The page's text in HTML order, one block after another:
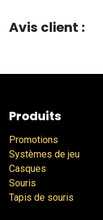
Avis client :
Produits
Promotions
Systèmes de jeu
Casques
Souris
Tapis de souris